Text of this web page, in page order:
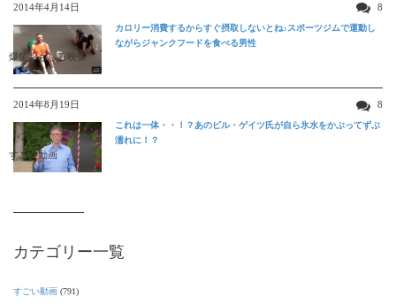
2014年4月14日 8
爆笑おもしろ映像
カロリー消費するからすぐ摂取しないとね♪スポーツジムで運動し
ながらジャンクフードを食べる男性
2014年8月19日 8
すごい動画
これは一体・・！？あのビル・ゲイツ氏が自ら氷水をかぶってずぶ
濡れに！？
カテゴリー一覧
すごい動画 (791)